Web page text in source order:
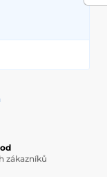
zákazníků